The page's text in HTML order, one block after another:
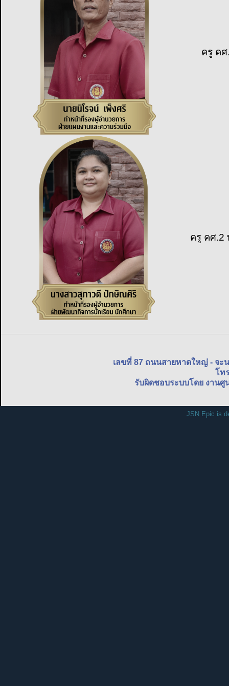
ครู ค
ครู คศ.2
เลขที่ 87 ถนนสายหาดใหญ่ - จ
โท
รับผิดชอบระบบโดย งาน
JSN Epic is